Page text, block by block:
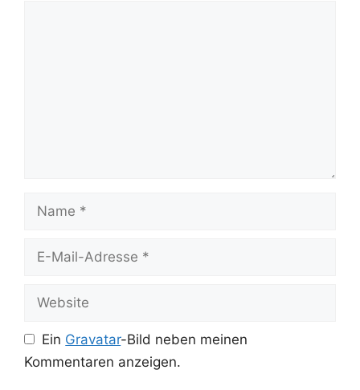
Mail-
Ein Gravatar-Bild neben meinen
Kommentaren anzeigen.